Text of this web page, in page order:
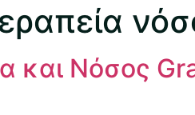
και Νόσος